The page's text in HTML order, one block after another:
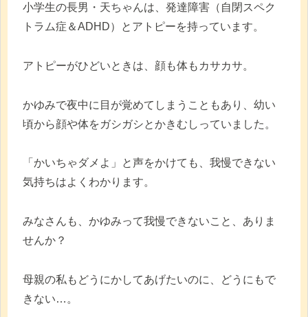
小学生の長男・天ちゃんは、発達障害（自閉スペク
トラム症＆ADHD）とアトピーを持っています。
アトピーがひどいときは、顔も体もカサカサ。
かゆみで夜中に目が覚めてしまうこともあり、幼い
頃から顔や体をガシガシとかきむしっていました。
「かいちゃダメよ」と声をかけても、我慢できない
気持ちはよくわかります。
みなさんも、かゆみって我慢できないこと、ありま
せんか？
母親の私もどうにかしてあげたいのに、どうにもで
きない…。